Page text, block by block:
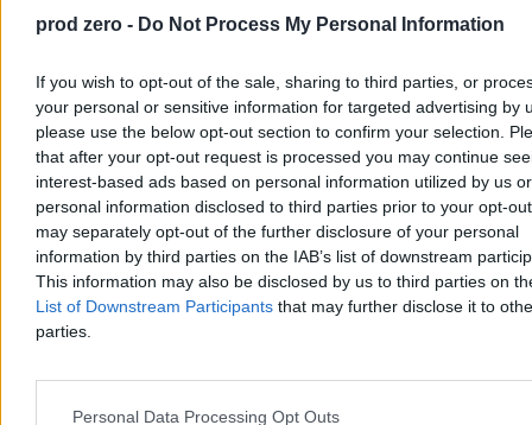
prod zero - Do Not Process My Personal Information
If you wish to opt-out of the sale, sharing to third parties, or
your personal or sensitive information for targeted advertising by
please use the below opt-out section to confirm your selection.
that after your opt-out request is processed you may continue
interest-based ads based on personal information utilized by us or
personal information disclosed to third parties prior to your opt-
may separately opt-out of the further disclosure of your personal
information by third parties on the IAB’s list of downstream
This information may also be disclosed by us to third parties on
List of Downstream Participants that may further disclose it to
parties.
Personal Data Processing Opt Outs
Upały dotarły do szpitali. Chore dzieci chłodzone
lodem
oddziale kardiologii dziecięcej w Rzeszowie nie ma klimatyzacji, a
rodzice sami chłodzą dzieci lodem i wiatrakami. Personel przyznaje,